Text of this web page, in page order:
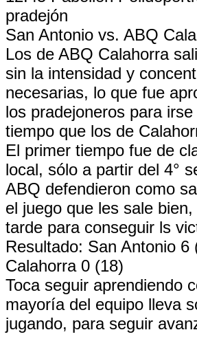
pradejón
San Antonio vs. ABQ
Los de ABQ Calahorra
sin la intensidad y
necesarias, lo que fue
los pradejoneros para
tiempo que los de
El primer tiempo fue de
local, sólo a partir del 4°
ABQ defendieron como
el juego que les sale
tarde para conseguir ls
Resultado: San Antonio 6
Calahorra 0 (18)
Toca seguir aprendiendo
mayoría del equipo lleva
jugando, para seguir